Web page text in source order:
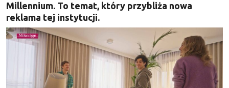
Millennium. To temat, który przybliża nowa
reklama tej instytucji.